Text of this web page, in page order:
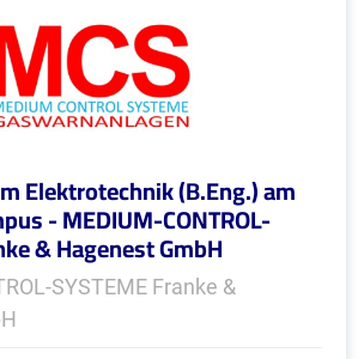
Elektrotechnik (B.Eng.) am
- MEDIUM-CONTROL-
& Hagenest GmbH
SYSTEME Franke &